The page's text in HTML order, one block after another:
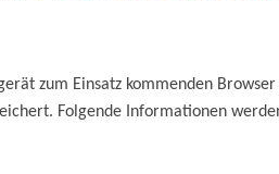
zum Einsatz kommenden
Folgende Informationen